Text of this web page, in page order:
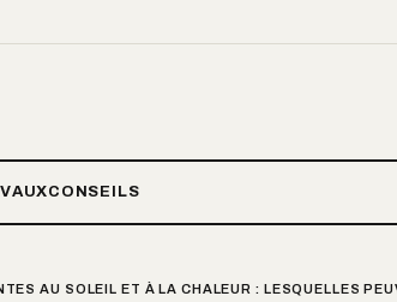
CONSEILS
AU SOLEIL ET À LA CHALEUR : LESQUELLES